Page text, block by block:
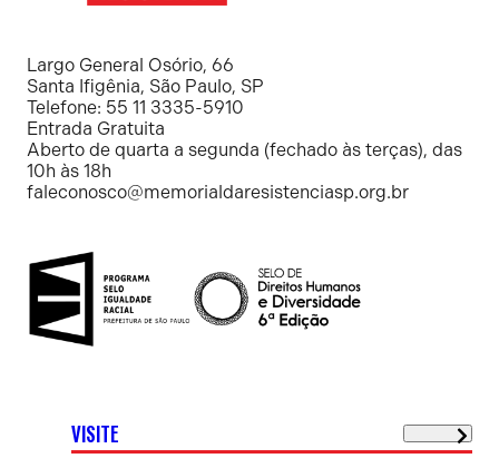
Resistência
Largo General Osório, 66
Santa Ifigênia, São Paulo, SP
Telefone: 55 11 3335-5910
Entrada Gratuita
Aberto de quarta a segunda (fechado às terças), das
10h às 18h
faleconosco@memorialdaresistenciasp.org.br
VISITE